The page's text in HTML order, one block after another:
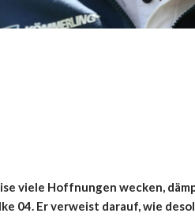
viele Hoffnungen wecken,
04. Er verweist darauf, wie